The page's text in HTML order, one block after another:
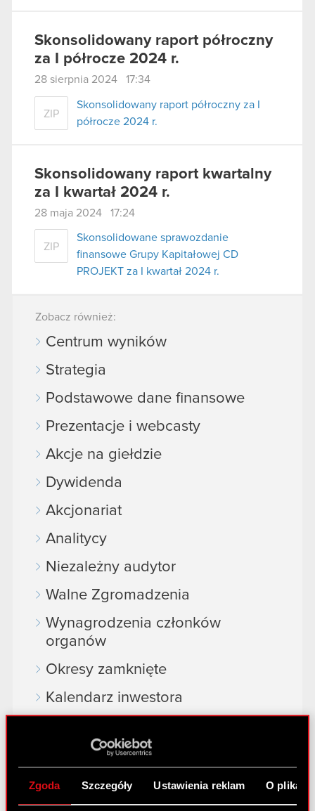
Zgoda Szczegóły Ustawienia reklam O
Skonsolidowany raport półroczny
za I półrocze 2024 r.
28 sierpnia 2024 17:34
ZIP
Skonsolidowany raport półroczny za I
półrocze 2024 r.
Skonsolidowany raport kwartalny
za I kwartał 2024 r.
28 maja 2024 17:24
ZIP
Skonsolidowane sprawozdanie
finansowe Grupy Kapitałowej CD
PROJEKT za I kwartał 2024 r.
Zobacz również:
Centrum wyników
Strategia
Podstawowe dane finansowe
Prezentacje i webcasty
Akcje na giełdzie
Dywidenda
Akcjonariat
Analitycy
Niezależny audytor
Walne Zgromadzenia
Wynagrodzenia członków
organów
Okresy zamknięte
Kalendarz inwestora
Przydatne linki
Kontakt IR